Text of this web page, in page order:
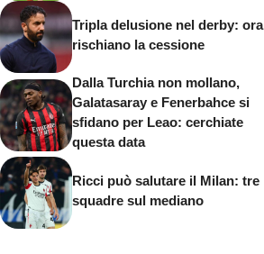
Tripla delusione nel derby: ora
rischiano la cessione
Dalla Turchia non mollano,
Galatasaray e Fenerbahce si
sfidano per Leao: cerchiate
questa data
Ricci può salutare il Milan: tre
squadre sul mediano